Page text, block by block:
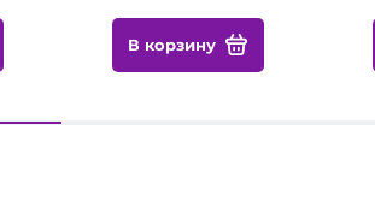
В корзину